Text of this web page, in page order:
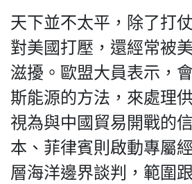
昔日
系列
活動
天下並不太平，除了打
對美國打壓，還經常被
滋擾。歐盟大員表示，
斯能源的方法，來處理
視為與中國貿易開戰的
本、菲律賓則啟動專屬
層海洋邊界談判，範圍